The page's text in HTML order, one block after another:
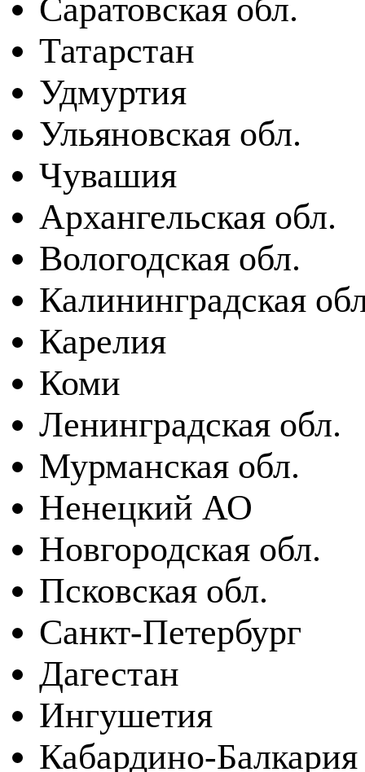
Саратовская обл.
Татарстан
Удмуртия
Ульяновская обл.
Чувашия
Архангельская обл.
Вологодская обл.
Калининградская
Карелия
Коми
Ленинградская обл.
Мурманская обл.
Ненецкий АО
Новгородская обл.
Псковская обл.
Санкт-Петербург
Дагестан
Ингушетия
Кабардино-Балкария